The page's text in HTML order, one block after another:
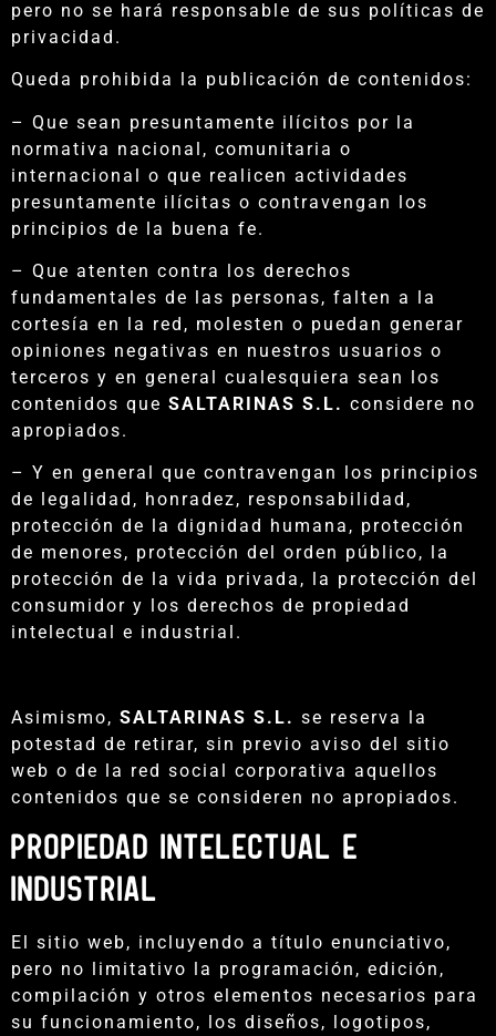
pero no se hará responsable de sus políticas de
privacidad.
Queda prohibida la publicación de contenidos:
– Que sean presuntamente ilícitos por la
normativa nacional, comunitaria o
internacional o que realicen actividades
presuntamente ilícitas o contravengan los
principios de la buena fe.
– Que atenten contra los derechos
fundamentales de las personas, falten a la
cortesía en la red, molesten o puedan generar
opiniones negativas en nuestros usuarios o
terceros y en general cualesquiera sean los
contenidos que SALTARINAS S.L. considere no
apropiados.
– Y en general que contravengan los principios
de legalidad, honradez, responsabilidad,
protección de la dignidad humana, protección
de menores, protección del orden público, la
protección de la vida privada, la protección del
consumidor y los derechos de propiedad
intelectual e industrial.
Asimismo, SALTARINAS S.L. se reserva la
potestad de retirar, sin previo aviso del sitio
web o de la red social corporativa aquellos
contenidos que se consideren no apropiados.
PROPIEDAD INTELECTUAL E
INDUSTRIAL
El sitio web, incluyendo a título enunciativo,
pero no limitativo la programación, edición,
compilación y otros elementos necesarios para
su funcionamiento, los diseños, logotipos,